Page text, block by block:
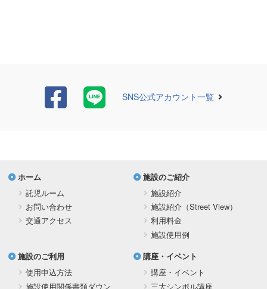
SNS公式アカウント一覧
ホーム
託児ルーム
お問い合わせ
交通アクセス
施設のご紹介
施設紹介
施設紹介（Street View）
利用料金
施設使用例
施設のご利用
使用申込方法
施設使用関係書類ダウン
講座・イベント
講座・イベント
三大シンボル講座